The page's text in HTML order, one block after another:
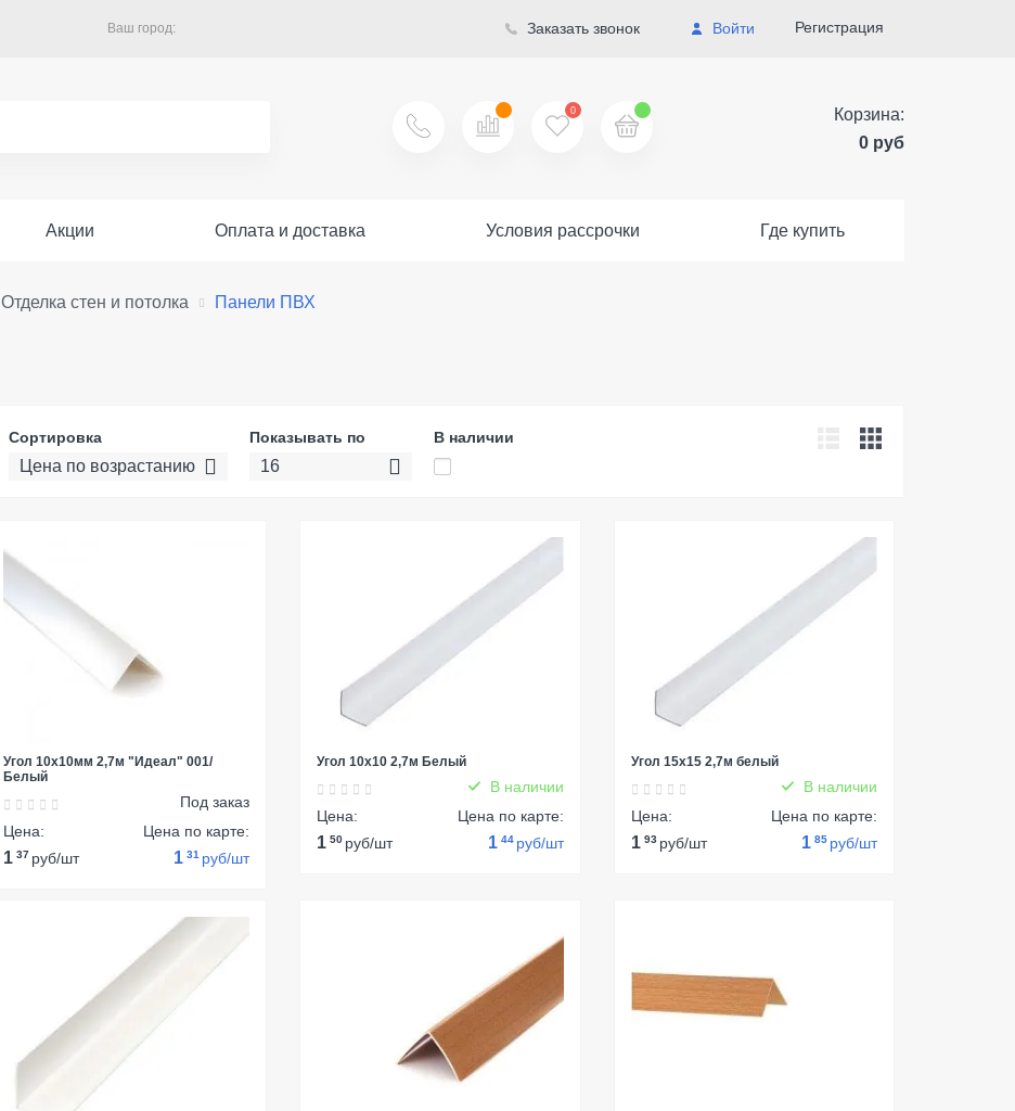
Ваш город: Заказать звонок Войти Регистрация
0
Корзина:
0 руб
Акции Оплата и доставка Условия рассрочки Где купить
Отделка стен и потолка Панели ПВХ
Сортировка
Цена по возрастанию
Показывать по
16
В наличии
Угол 10х10мм 2,7м "Идеал" 001/
Белый
Под заказ
Цена:
1 37 руб/шт
Цена по карте:
1 31 руб/шт
Угол 10х10 2,7м Белый
В наличии
Цена:
1 50 руб/шт
Цена по карте:
1 44 руб/шт
Угол 15х15 2,7м белый
В наличии
Цена:
1 93 руб/шт
Цена по карте:
1 85 руб/шт